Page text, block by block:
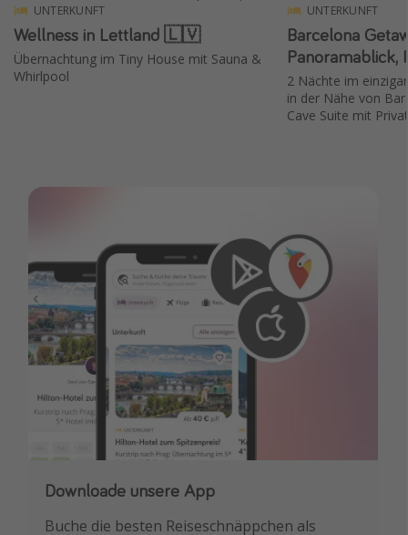
UNTERKUNFT
Wellness in Lettland 🇱🇻
Übernachtung im Tiny House mit Sauna &
Whirlpool
UNTERKUNFT
Barcelona
Panoramablick,
2 Nächte im
in der Nähe von
Cave Suite mit
Downloade unsere App
Buche die besten Reiseschnäppchen als